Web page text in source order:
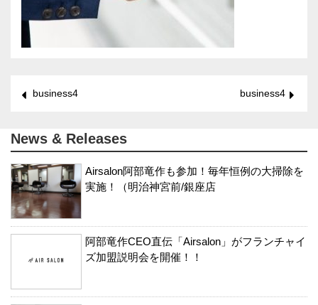
business4 business4
News & Releases
Airsalon阿部竜作も参加！毎年恒例の大掃除を
実施！（明治神宮前/銀座店
阿部竜作CEO直伝「Airsalon」がフランチャイ
ズ加盟説明会を開催！！